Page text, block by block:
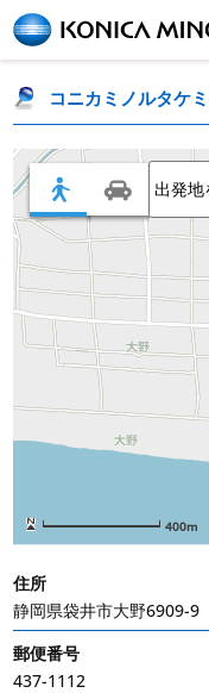
コニカミノルタケ
400m
住所
静岡県袋井市大野6909-9
郵便番号
437-1112